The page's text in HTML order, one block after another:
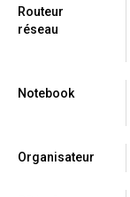
Routeur
réseau
Notebook
Organisateur